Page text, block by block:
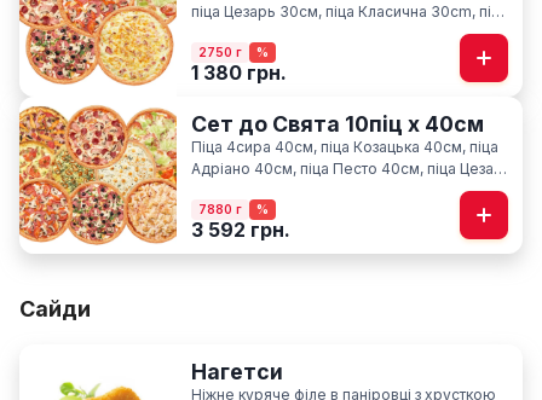
піца Цезарь 30см, піца Класична 30cm, піца
2750 г %
1 380 грн.
Сет до Свята 10піц х 40см
Піца 4сира 40см, піца Козацька 40см, піца
Адріано 40см, піца Песто 40см, піца Цезар
40см, піца Гавайська 40см, піца Фелічіта
40см, піца Класична 40см, піца М'ясна
40см, піца По-Київськи 40см
7880 г %
3 592 грн.
Сайди
Нагетси
Ніжне куряче філе в паніровці з хрусткою